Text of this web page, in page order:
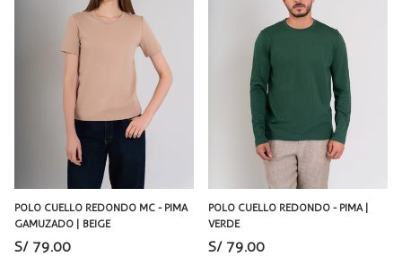
POLO CUELLO REDONDO MC - PIMA
GAMUZADO | BEIGE
S/ 79.00
POLO CUELLO REDONDO - PIMA |
VERDE
S/ 79.00